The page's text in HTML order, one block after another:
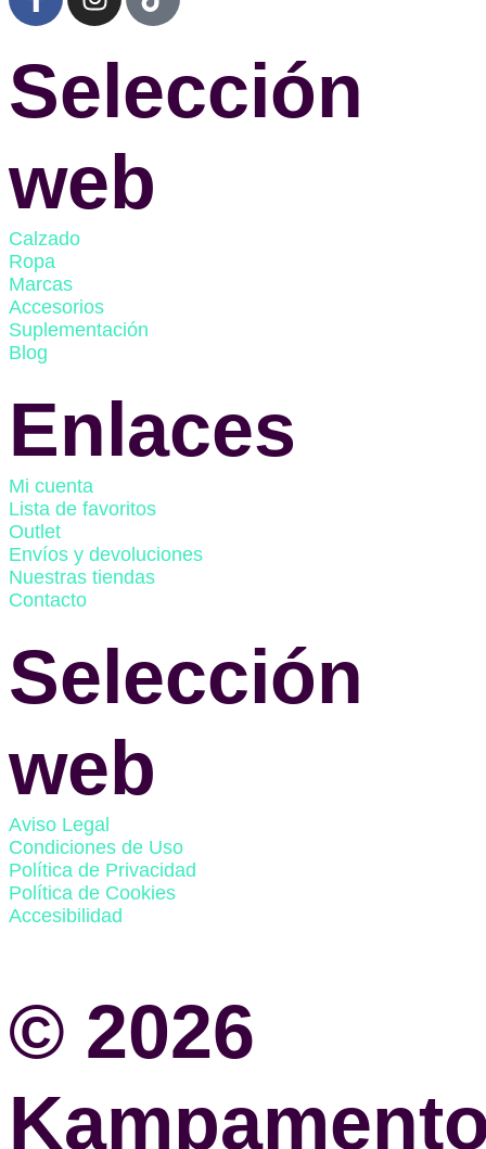
Selección
web
Calzado
Ropa
Marcas
Accesorios
Suplementación
Blog
Enlaces
Mi cuenta
Lista de favoritos
Outlet
Envíos y devoluciones
Nuestras tiendas
Contacto
Selección
web
Aviso Legal
Condiciones de Uso
Política de Privacidad
Política de Cookies
Accesibilidad
© 2026